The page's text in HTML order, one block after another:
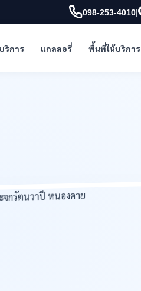
098-253-4010|
ริการ แกลลอรี่ พื้นที่ให้บริการ